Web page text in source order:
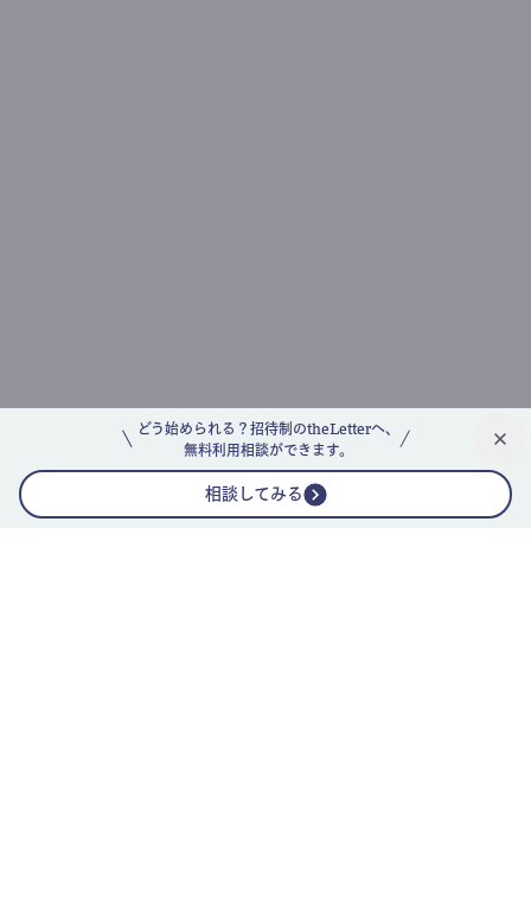
どう始められる？招待制のtheLetterへ、
無料利用相談ができます。
相談してみる